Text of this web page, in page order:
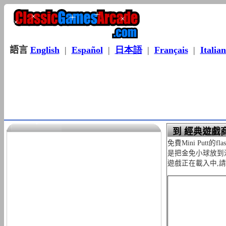
語言 English| Español| 日本語| Français|
到 經典遊戲
免費Mini Putt的
是把金免小球放到
遊戲正在載入中,